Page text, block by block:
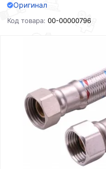
Оригинал
Код товара:00-00000796